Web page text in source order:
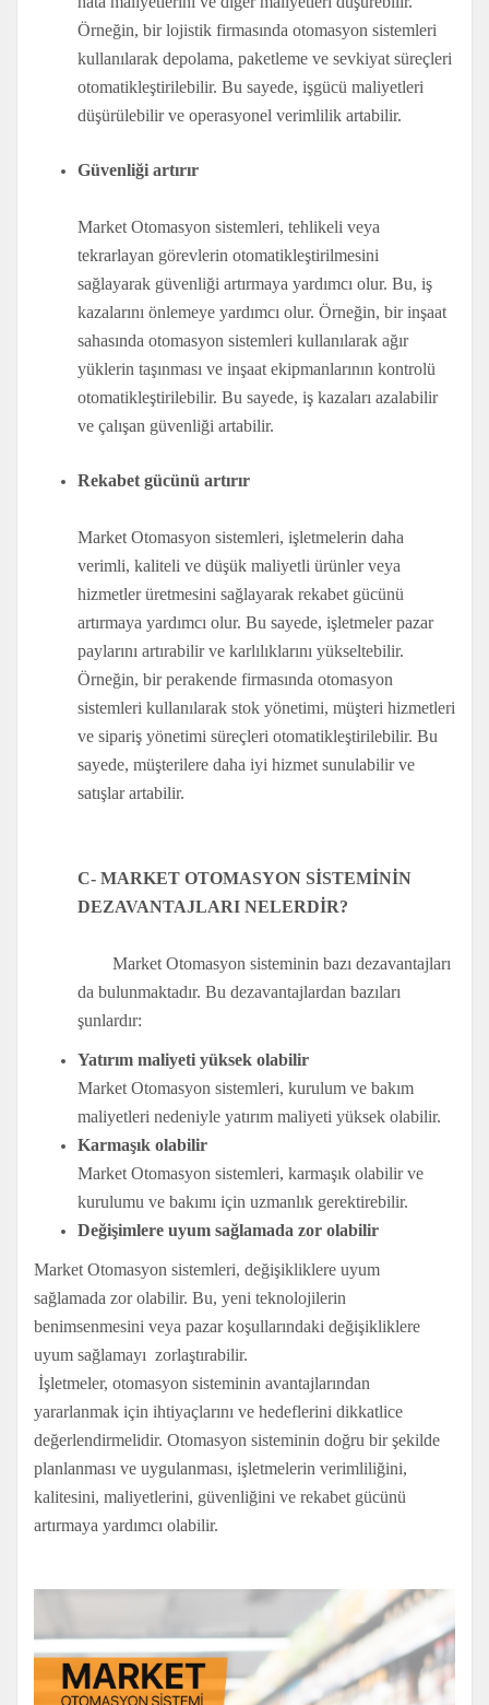
Örneğin, bir lojistik firmasında otomasyon sistemleri
kullanılarak depolama, paketleme ve sevkiyat süreçleri
otomatikleştirilebilir. Bu sayede, işgücü maliyetleri
düşürülebilir ve operasyonel verimlilik artabilir.
Güvenliği artırır
Market Otomasyon sistemleri, tehlikeli veya
tekrarlayan görevlerin otomatikleştirilmesini
sağlayarak güvenliği artırmaya yardımcı olur. Bu, iş
kazalarını önlemeye yardımcı olur. Örneğin, bir inşaat
sahasında otomasyon sistemleri kullanılarak ağır
yüklerin taşınması ve inşaat ekipmanlarının kontrolü
otomatikleştirilebilir. Bu sayede, iş kazaları azalabilir
ve çalışan güvenliği artabilir.
Rekabet gücünü artırır
Market Otomasyon sistemleri, işletmelerin daha
verimli, kaliteli ve düşük maliyetli ürünler veya
hizmetler üretmesini sağlayarak rekabet gücünü
artırmaya yardımcı olur. Bu sayede, işletmeler pazar
paylarını artırabilir ve karlılıklarını yükseltebilir.
Örneğin, bir perakende firmasında otomasyon
sistemleri kullanılarak stok yönetimi, müşteri hizmetleri
ve sipariş yönetimi süreçleri otomatikleştirilebilir. Bu
sayede, müşterilere daha iyi hizmet sunulabilir ve
satışlar artabilir.
C- MARKET OTOMASYON SİSTEMİNİN
DEZAVANTAJLARI NELERDİR?
Market Otomasyon sisteminin bazı dezavantajları
da bulunmaktadır. Bu dezavantajlardan bazıları
şunlardır:
Yatırım maliyeti yüksek olabilir
Market Otomasyon sistemleri, kurulum ve bakım
maliyetleri nedeniyle yatırım maliyeti yüksek olabilir.
Karmaşık olabilir
Market Otomasyon sistemleri, karmaşık olabilir ve
kurulumu ve bakımı için uzmanlık gerektirebilir.
Değişimlere uyum sağlamada zor olabilir
Market Otomasyon sistemleri, değişikliklere uyum
sağlamada zor olabilir. Bu, yeni teknolojilerin
benimsenmesini veya pazar koşullarındaki değişikliklere
uyum sağlamayı zorlaştırabilir.
İşletmeler, otomasyon sisteminin avantajlarından
yararlanmak için ihtiyaçlarını ve hedeflerini dikkatlice
değerlendirmelidir. Otomasyon sisteminin doğru bir şekilde
planlanması ve uygulanması, işletmelerin verimliliğini,
kalitesini, maliyetlerini, güvenliğini ve rekabet gücünü
artırmaya yardımcı olabilir.